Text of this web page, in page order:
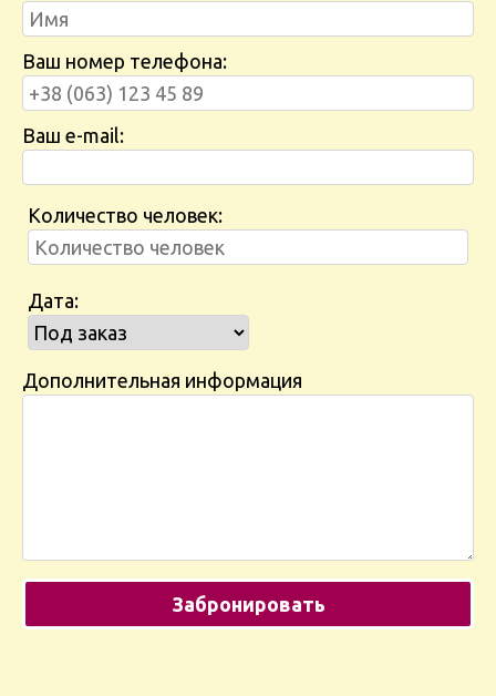
Ваш номер телефона:
Ваш e-mail:
Количество человек:
Дата:
Дополнительная информация